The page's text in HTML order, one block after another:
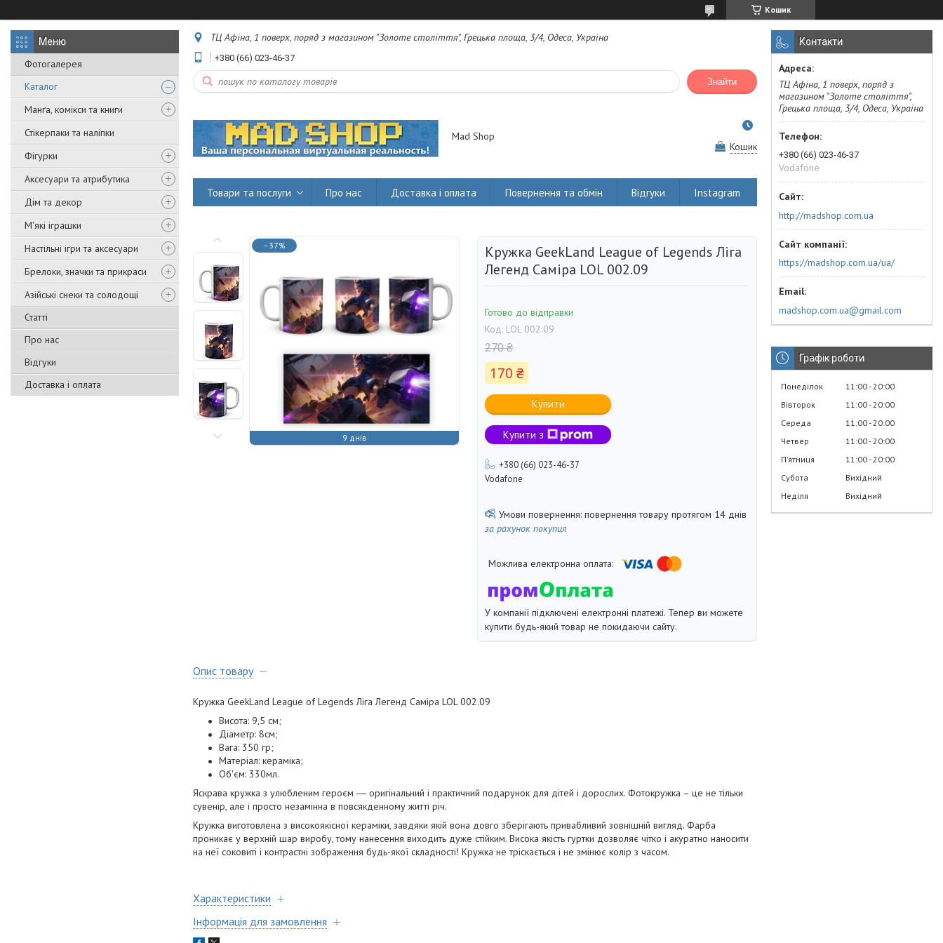
Кошик
Фотогалерея
Каталог
Манґа, комікси та книги
Стікерпаки та наліпки
Фігурки
Аксесуари та атрибутика
Дім та декор
М'які іграшки
Настільні ігри та аксесуари
Брелоки, значки та прикраси
Азійські снеки та солодощі
Статті
Про нас
Відгуки
Доставка і оплата
ТЦ Афіна, 1 поверх, поряд з магазином "Золоте століття", Грецька площа, 3/4, Одеса, Україна
+380 (66) 023-46-37
Знайти
Mad Shop
Кошик
Товари та послуги Про нас Доставка і оплата Повернення та обмін Відгуки Instagram
–37%
9 днів
Кружка GeekLand League of Legends Ліга
Легенд Саміра LOL 002.09
Готово до відправки
Код: LOL 002.09
270 ₴
170 ₴
Купити
Купити з
+380 (66) 023-46-37
Vodafone
повернення товару протягом 14 днів
за рахунок покупця
У компанії підключені електронні платежі. Тепер ви можете
купити будь-який товар не покидаючи сайту.
Опис товару
Кружка GeekLand League of Legends Ліга Легенд Саміра LOL 002.09
Висота: 9,5 см;
Діаметр: 8см;
Вага: 350 гр;
Матеріал: кераміка;
Об'єм: 330мл.
Яскрава кружка з улюбленим героєм ― оригінальний і практичний подарунок для дітей і дорослих. Фотокружка – це не тільки
сувенір, але і просто незамінна в повсякденному житті річ.
Кружка виготовлена з високоякісної кераміки, завдяки якій вона довго зберігають привабливий зовнішній вигляд. Фарба
проникає у верхній шар виробу, тому нанесення виходить дуже стійким. Висока якість гуртки дозволяє чітко і акуратно наносити
на неї соковиті і контрастні зображення будь-якої складності! Кружка не тріскається і не змінює колір з часом.
Характеристики
Інформація для замовлення
Контакти
ТЦ Афіна, 1 поверх, поряд з
магазином "Золоте століття",
Грецька площа, 3/4, Одеса, Україна
+380 (66) 023-46-37
Vodafone
http://madshop.com.ua
https://madshop.com.ua/ua/
madshop.com.ua@gmail.com
Графік роботи
Понеділок 11:00 20:00
Вівторок
11:00 20:00
Середа
11:00 20:00
Четвер
11:00 20:00
Пʼятниця
11:00 20:00
Субота
Вихідний
Неділя
Вихідний